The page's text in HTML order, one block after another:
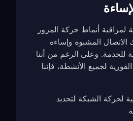
لمراقبة أنماط حركة المرور
الاتصال المشبوه وإساءة
للخدمة. وعلى الرغم من أننا
لجميع الأنشطة، فإننا
لحركة الشبكة لتحديد